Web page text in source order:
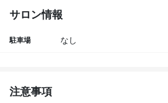
サロン情報
駐車場 なし
注意事項